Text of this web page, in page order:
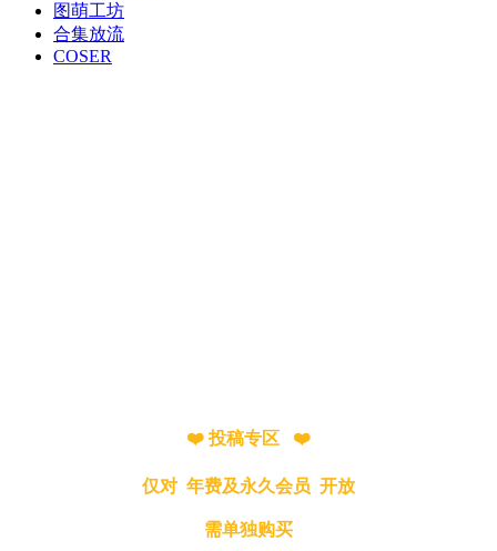
图萌工坊
合集放流
COSER
❤️ 投稿专区 ❤️
仅对 年费及永久会员 开放
需单独购买